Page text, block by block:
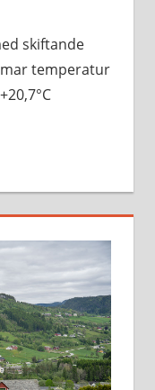
skiftande
temperatur